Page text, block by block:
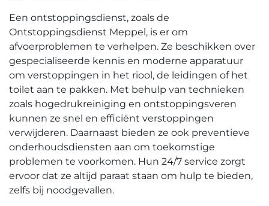
Een ontstoppingsdienst, zoals de
Ontstoppingsdienst Meppel, is er om
afvoerproblemen te verhelpen.​ Ze beschikken over
gespecialiseerde kennis en moderne apparatuur
om verstoppingen in het riool, de leidingen of het
toilet aan te pakken.​ Met behulp van technieken
zoals hogedrukreiniging en ontstoppingsveren
kunnen ze snel en efficiënt verstoppingen
verwijderen.​ Daarnaast bieden ze ook preventieve
onderhoudsdiensten aan om toekomstige
problemen te voorkomen.​ Hun 24/7 service zorgt
ervoor dat ze altijd paraat staan om hulp te bieden,
zelfs bij noodgevallen.​